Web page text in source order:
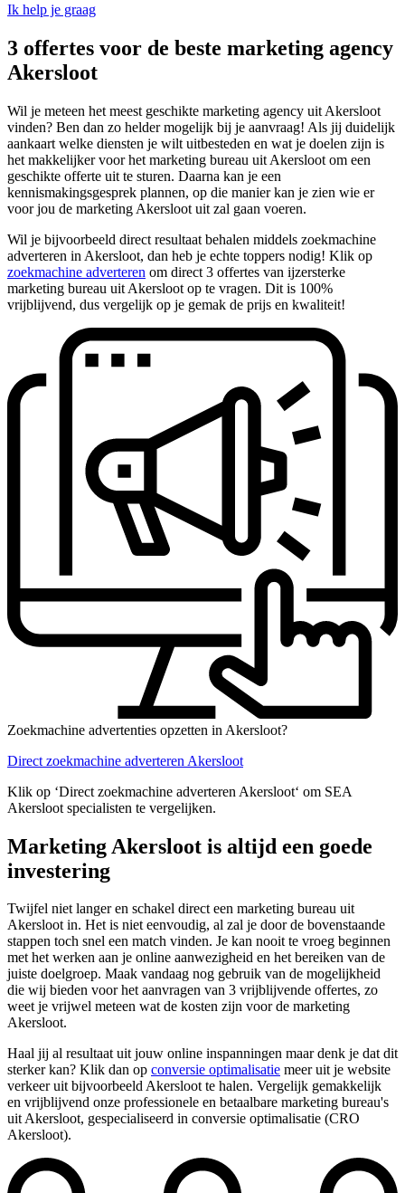
Ik help je graag
3 offertes voor de beste marketing agency
Akersloot
Wil je meteen het meest geschikte marketing agency uit Akersloot
vinden? Ben dan zo helder mogelijk bij je aanvraag! Als jij duidelijk
aankaart welke diensten je wilt uitbesteden en wat je doelen zijn is
het makkelijker voor het marketing bureau uit Akersloot om een
geschikte offerte uit te sturen. Daarna kan je een
kennismakingsgesprek plannen, op die manier kan je zien wie er
voor jou de marketing Akersloot uit zal gaan voeren.
Wil je bijvoorbeeld direct resultaat behalen middels zoekmachine
adverteren in Akersloot, dan heb je echte toppers nodig! Klik op
zoekmachine adverteren om direct 3 offertes van ijzersterke
marketing bureau uit Akersloot op te vragen. Dit is 100%
vrijblijvend, dus vergelijk op je gemak de prijs en kwaliteit!
Zoekmachine advertenties opzetten in Akersloot?
Direct zoekmachine adverteren Akersloot
Klik op ‘Direct zoekmachine adverteren Akersloot‘ om SEA
Akersloot specialisten te vergelijken.
Marketing Akersloot is altijd een goede
investering
Twijfel niet langer en schakel direct een marketing bureau uit
Akersloot in. Het is niet eenvoudig, al zal je door de bovenstaande
stappen toch snel een match vinden. Je kan nooit te vroeg beginnen
met het werken aan je online aanwezigheid en het bereiken van de
juiste doelgroep. Maak vandaag nog gebruik van de mogelijkheid
die wij bieden voor het aanvragen van 3 vrijblijvende offertes, zo
weet je vrijwel meteen wat de kosten zijn voor de marketing
Akersloot.
Haal jij al resultaat uit jouw online inspanningen maar denk je dat dit
sterker kan? Klik dan op conversie optimalisatie meer uit je website
verkeer uit bijvoorbeeld Akersloot te halen. Vergelijk gemakkelijk
en vrijblijvend onze professionele en betaalbare marketing bureau's
uit Akersloot, gespecialiseerd in conversie optimalisatie (CRO
Akersloot).